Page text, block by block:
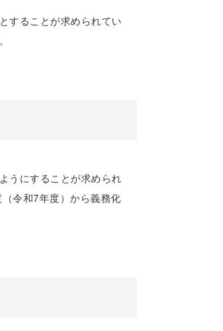
することが求められてい
うにすることが求められ
令和7年度）から義務化